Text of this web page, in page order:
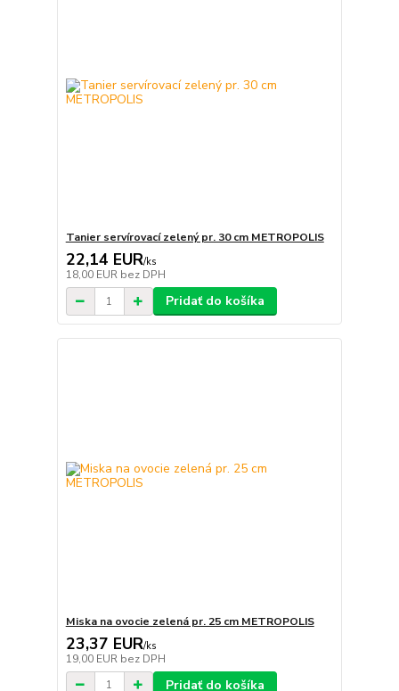
Tanier servírovací zelený pr. 30 cm METROPOLIS
22,14 EUR/ks
18,00 EUR bez DPH
Pridať do košíka
Miska na ovocie zelená pr. 25 cm METROPOLIS
23,37 EUR/ks
19,00 EUR bez DPH
Pridať do košíka